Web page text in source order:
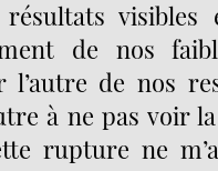
visibles
de nos
l’autre de nos
à ne pas voir
rupture ne